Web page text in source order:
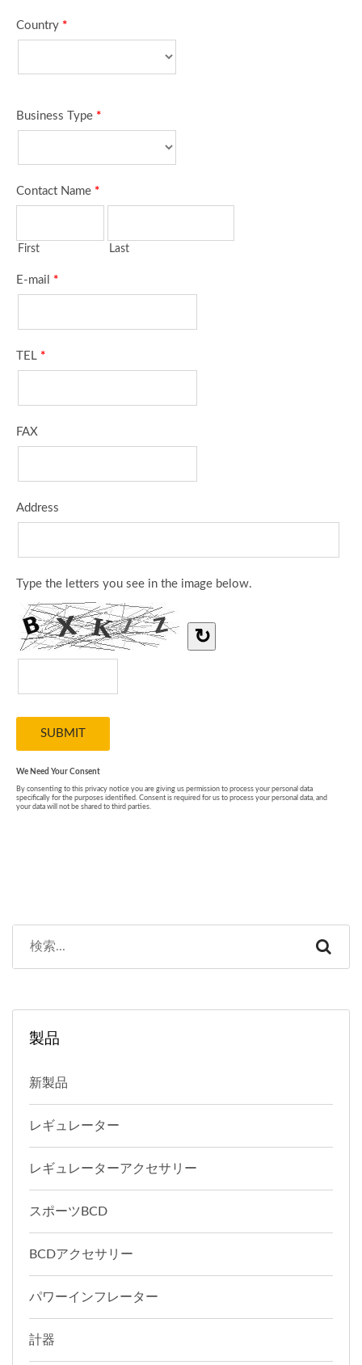
製品
新製品
レギュレーター
レギュレーターアクセサリー
スポーツBCD
BCDアクセサリー
パワーインフレーター
計器